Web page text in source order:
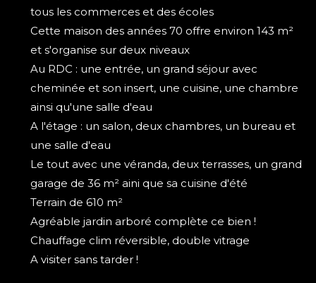
tous les commerces et des écoles
Cette maison des années 70 offre environ 143 m²
et s'organise sur deux niveaux
Au RDC : une entrée, un grand séjour avec
cheminée et son insert, une cuisine, une chambre
ainsi qu'une salle d'eau
A l'étage : un salon, deux chambres, un bureau et
une salle d'eau
Le tout avec une véranda, deux terrasses, un grand
garage de 36 m² aini que sa cuisine d'été
Terrain de 610 m²
Agréable jardin arboré complète ce bien !
Chauffage clim réversible, double vitrage
A visiter sans tarder !